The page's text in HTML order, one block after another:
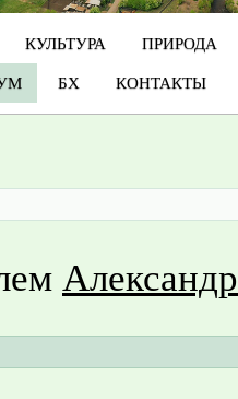
КУЛЬТУРА ПРИРОДА
БХ КОНТАКТЫ
Александр